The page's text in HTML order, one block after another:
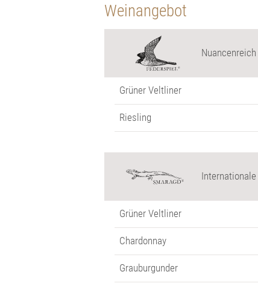
Weinangebot
Grüner Veltliner
Riesling
Grüner Veltliner
Chardonnay
Grauburgunder